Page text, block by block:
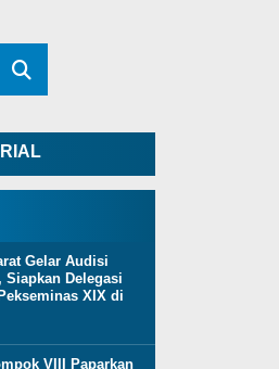
Gelar Audisi
Siapkan Delegasi
XIX di
VIII Paparkan